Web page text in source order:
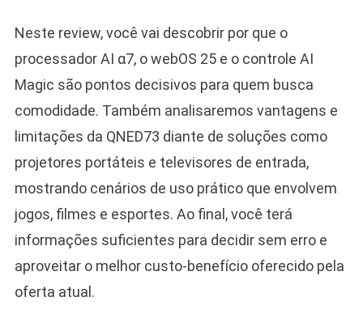
Neste review, você vai descobrir por que o
processador AI α7, o webOS 25 e o controle AI
Magic são pontos decisivos para quem busca
comodidade. Também analisaremos vantagens e
limitações da QNED73 diante de soluções como
projetores portáteis e televisores de entrada,
mostrando cenários de uso prático que envolvem
jogos, filmes e esportes. Ao final, você terá
informações suficientes para decidir sem erro e
aproveitar o melhor custo-benefício oferecido pela
oferta atual.